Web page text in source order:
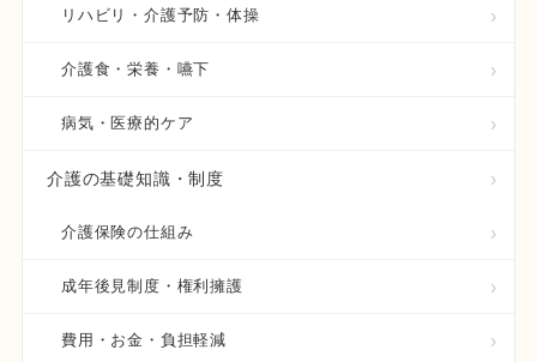
リハビリ・介護予防・体操
介護食・栄養・嚥下
病気・医療的ケア
介護の基礎知識・制度
介護保険の仕組み
成年後見制度・権利擁護
費用・お金・負担軽減